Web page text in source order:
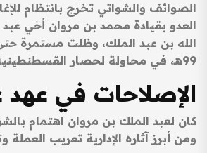
الصوائف والشواتي تخرج بانتظام
العدو بقيادة محمد بن مروان أخي عبد
الله بن عبد الملك، وظلت مستمرة
99هـ، في محاولة لحصار القسطنطينية.
الإصلاحات في عهد
كان لعبد الملك بن مروان اهتمام
ومن أبرز آثاره الإدارية تعريب العملة